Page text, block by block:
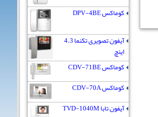
کوماکس DPV-4BE
آیفون تصویری تکنما 4.3
اینچ
کوماکس CDV-71BE
کوماکس CDV-70A
آیفون تابا TVD-1040M